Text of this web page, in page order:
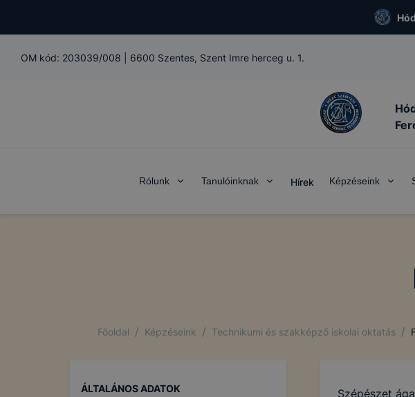
OM kód: 203039/008 6600 Szentes, Szent Imre herceg u. 1.
Rólunk Tanulóinknak Hírek Képzéseink
Főoldal / Képzéseink / Technikumi és szakképző iskolai oktatás /
ÁLTALÁNOS ADATOK
Szépészet